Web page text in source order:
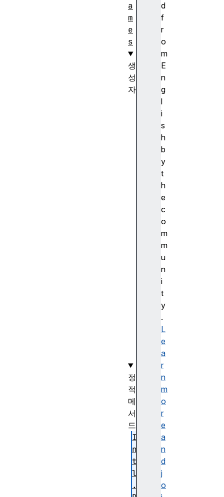
d
f
r
o
m
E
n
g
l
i
s
h
b
y
t
h
e
c
o
m
m
u
n
i
t
y
.
L
e
a
r
n
m
o
r
e
a
n
d
j
o
a
m
e
s
생
성
자
정
적
메
서
드
I
n
t
l
.